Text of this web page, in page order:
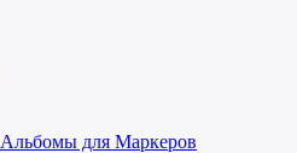
Альбомы для Маркеров